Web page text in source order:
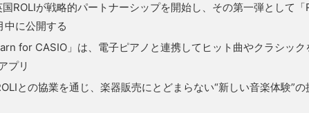
国ROLIが戦略的パートナーシップを開始し、その第一弾として
中に公開する
for CASIO」は、電子ピアノと連携してヒット曲やクラシッ
プリ
との協業を通じ、楽器販売にとどまらない“新しい音楽体験”の